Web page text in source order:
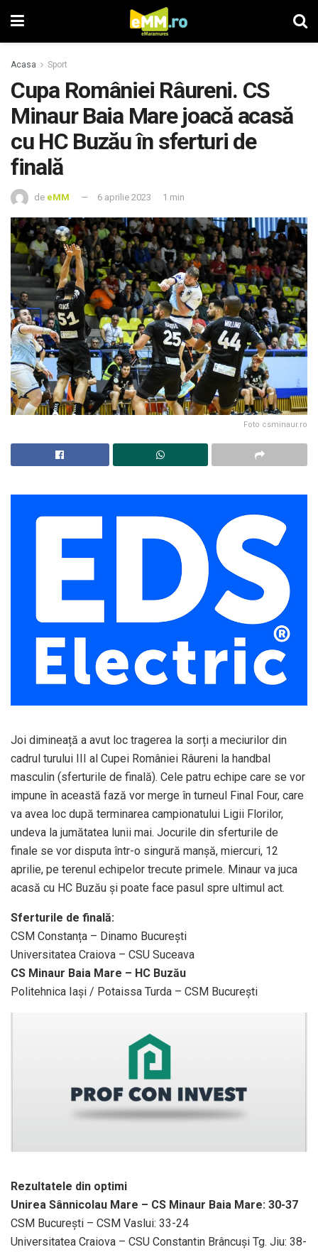
Acasa Sport
Cupa României Râureni. CS
Minaur Baia Mare joacă acasă
cu HC Buzău în sferturi de
finală
de eMM 6 aprilie 2023 1 min
Foto csminaur.ro
Joi dimineață a avut loc tragerea la sorți a meciurilor din
cadrul turului III al Cupei României Râureni la handbal
masculin (sferturile de finală). Cele patru echipe care se vor
impune în această fază vor merge în turneul Final Four, care
va avea loc după terminarea campionatului Ligii Florilor,
undeva la jumătatea lunii mai. Jocurile din sferturile de
finale se vor disputa într-o singură manșă, miercuri, 12
aprilie, pe terenul echipelor trecute primele. Minaur va juca
acasă cu HC Buzău și poate face pasul spre ultimul act.
Sferturile de finală:
CSM Constanța – Dinamo București
Universitatea Craiova – CSU Suceava
CS Minaur Baia Mare – HC Buzău
Politehnica Iași / Potaissa Turda – CSM București
Rezultatele din optimi
Unirea Sânnicolau Mare – CS Minaur Baia Mare: 30-37
CSM București – CSM Vaslui: 33-24
Universitatea Craiova – CSU Constantin Brâncuși Tg. Jiu: 38-